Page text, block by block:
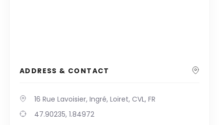
ADDRESS & CONTACT
16 Rue Lavoisier, Ingré, Loiret, CVL, FR
47.90235, 1.84972